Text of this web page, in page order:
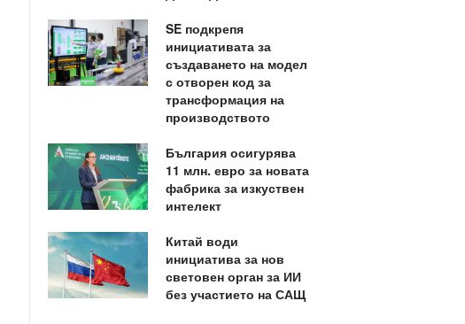
SE подкрепя
инициативата за
създаването на модел
с отворен код за
трансформация на
производството
България осигурява
11 млн. евро за новата
фабрика за изкуствен
интелект
Китай води
инициатива за нов
световен орган за ИИ
без участието на САЩ